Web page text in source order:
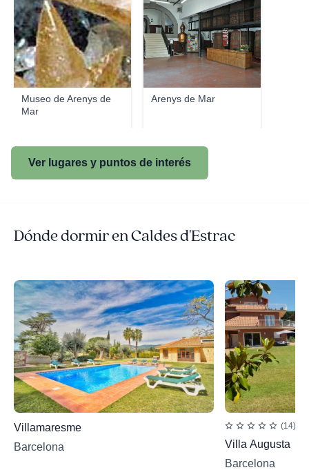
Museo de Arenys de
Mar
Arenys de Mar
Ver lugares y puntos de interés
Dónde dormir en Caldes d'Estrac
Villamaresme
Barcelona
(14)
Villa Augusta
Barcelona